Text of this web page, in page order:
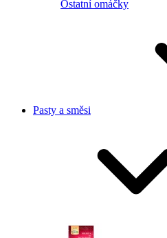
Ostatní omáčky
Pasty a směsi